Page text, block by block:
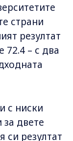
страни
резултат
72.4 – с два
с ниски
двете
си резултат